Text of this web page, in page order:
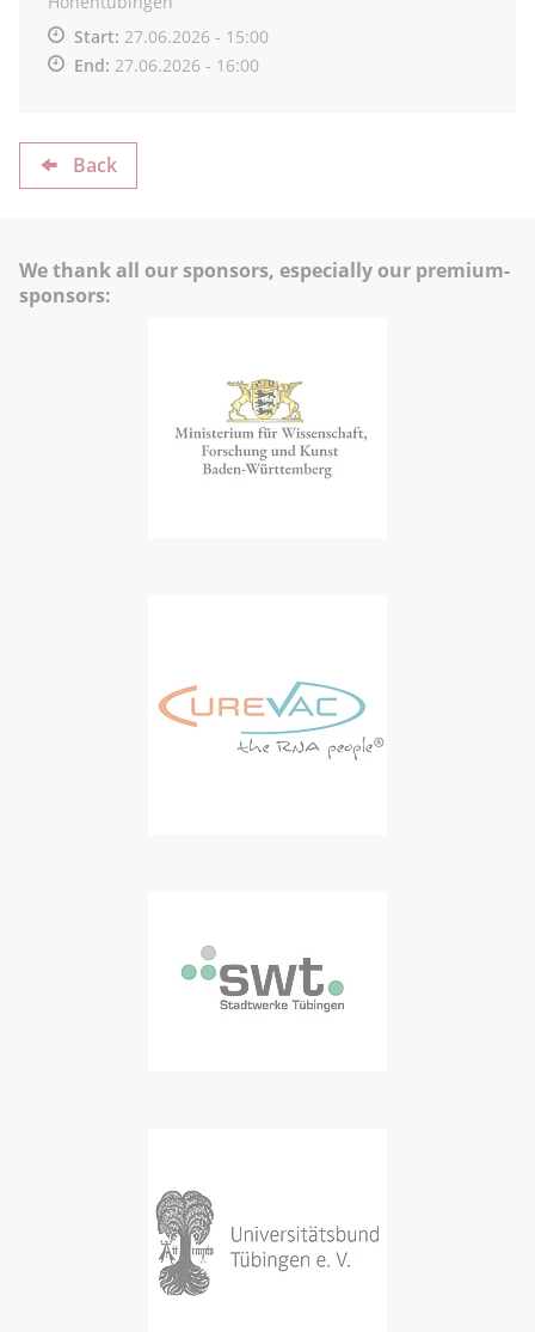
Start: 27.06.2026 - 15:00
End: 27.06.2026 - 16:00
Back
We thank all our sponsors, especially our premium-
sponsors: